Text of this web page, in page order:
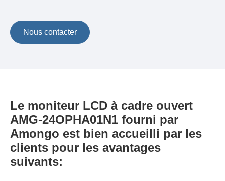
Nous contacter
Le moniteur LCD à cadre ouvert
AMG-24OPHA01N1 fourni par
Amongo est bien accueilli par les
clients pour les avantages
suivants: